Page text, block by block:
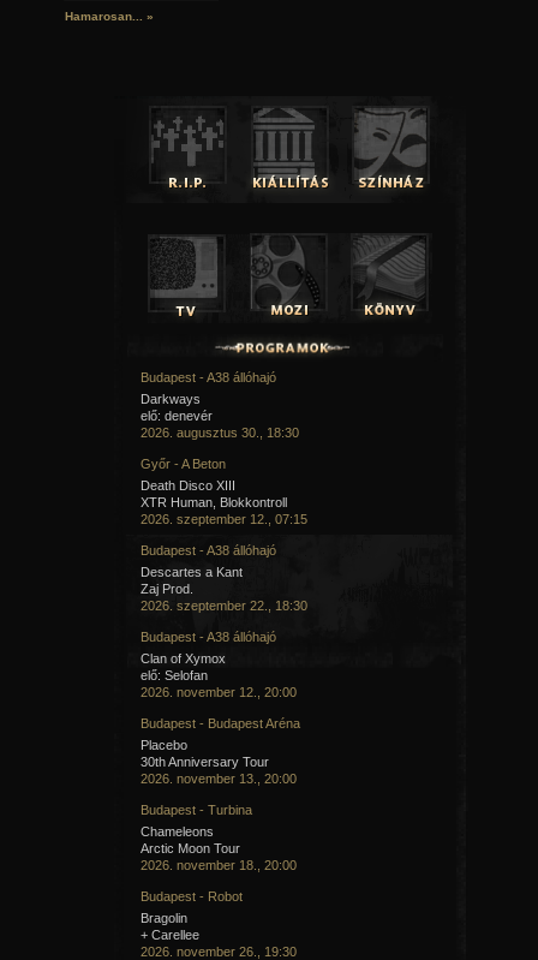
Hamarosan... »
Budapest - A38 állóhajó
Darkways
elő: denevér
2026. augusztus 30., 18:30
Győr - A Beton
Death Disco XIII
XTR Human, Blokkontroll
2026. szeptember 12., 07:15
Budapest - A38 állóhajó
Descartes a Kant
Zaj Prod.
2026. szeptember 22., 18:30
Budapest - A38 állóhajó
Clan of Xymox
elő: Selofan
2026. november 12., 20:00
Budapest - Budapest Aréna
Placebo
30th Anniversary Tour
2026. november 13., 20:00
Budapest - Turbina
Chameleons
Arctic Moon Tour
2026. november 18., 20:00
Budapest - Robot
Bragolin
+ Carellee
2026. november 26., 19:30